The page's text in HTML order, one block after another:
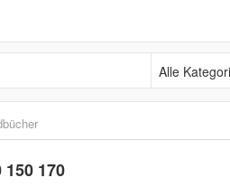
Alle Kategorien
170